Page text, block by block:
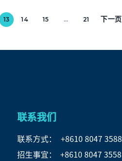
13 14 15 ... 21 下一页
联系我们
联系方式：
+8610 8047 3588
招生事宜： +8610 8047 3558